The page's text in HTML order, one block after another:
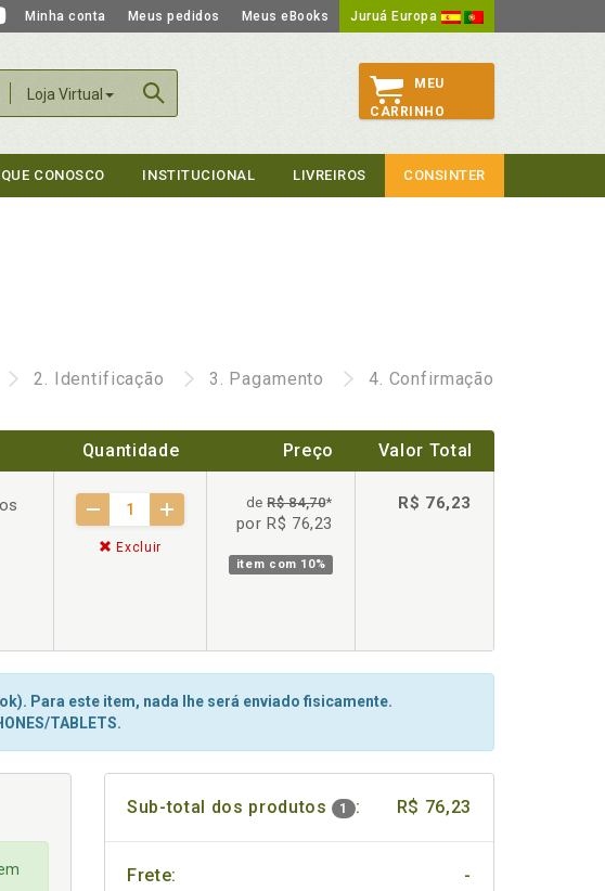
Minha conta Meus pedidos Meus eBooks Juruá Europa
Loja Virtual
MEU
CARRINHO
CONOSCO INSTITUCIONAL LIVREIROS CONSINTER
2. Identificação 3. Pagamento 4. Confirmação
Quantidade Preço Valor Total
Excluir
deR$ 84,70*
por R$ 76,23
item com 10%
R$ 76,23
Para este item, nada lhe será enviado fisicamente.
TABLETS.
Sub-total dos produtos 1 : R$ 76,23
Frete: -